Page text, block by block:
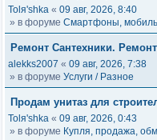
Tolя'shka « 09 авг, 2026, 8:40
» в форуме Смартфоны,
Ремонт Сантехники.
alekks2007 « 09 авг, 2026, 7:38
» в форуме Услуги / Разное
Продам унитаз для
Tolя'shka « 09 авг, 2026, 0:43
» в форуме Купля, продажа,